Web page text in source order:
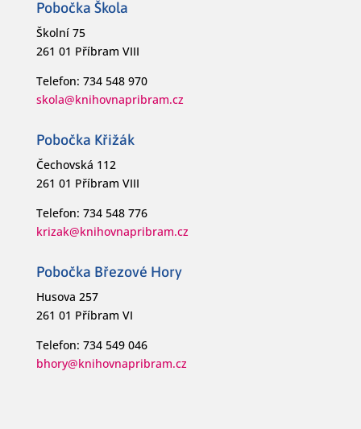
Pobočka Škola
Školní 75
261 01 Příbram VIII
Telefon: 734 548 970
skola@knihovnapribram.cz
Pobočka Křižák
Čechovská 112
261 01 Příbram VIII
Telefon: 734 548 776
krizak@knihovnapribram.cz
Pobočka Březové Hory
Husova 257
261 01 Příbram VI
Telefon: 734 549 046
bhory@knihovnapribram.cz